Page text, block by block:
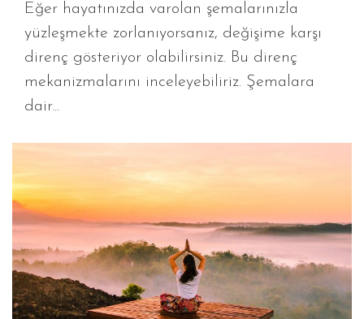
Eğer hayatınızda varolan şemalarınızla
yüzleşmekte zorlanıyorsanız, değişime karşı
direnç gösteriyor olabilirsiniz. Bu direnç
mekanizmalarını inceleyebiliriz. Şemalara
dair...